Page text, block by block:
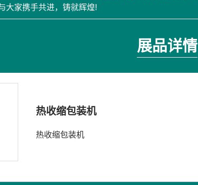
大家携手共进，铸就辉煌!
展品详情
热收缩包装机
热收缩包装机